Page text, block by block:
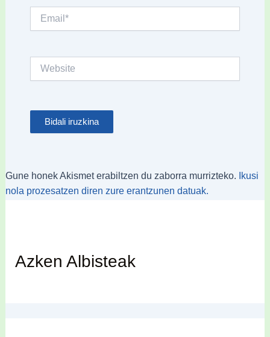
Email*
Website
Gune honek Akismet erabiltzen du zaborra murrizteko.
Ikusi
nola prozesatzen diren zure erantzunen datuak.
Azken Albisteak